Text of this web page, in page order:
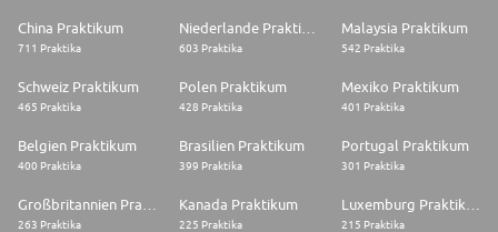
China Praktikum
711 Praktika 603 Praktika
Malaysia Praktikum
542 Praktika
Schweiz Praktikum
465 Praktika
Polen Praktikum
428 Praktika
Mexiko Praktikum
401 Praktika
Belgien Praktikum
400 Praktika
Brasilien Praktikum
399 Praktika
Portugal Praktikum
301 Praktika
263 Praktika
Kanada Praktikum
225 Praktika 215 Praktika